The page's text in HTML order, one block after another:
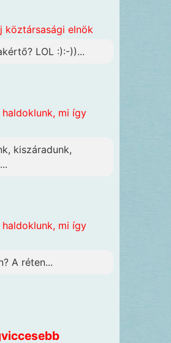
köztársasági elnök
LOL :):-))...
mi így
kiszáradunk,
mi így
A réten...